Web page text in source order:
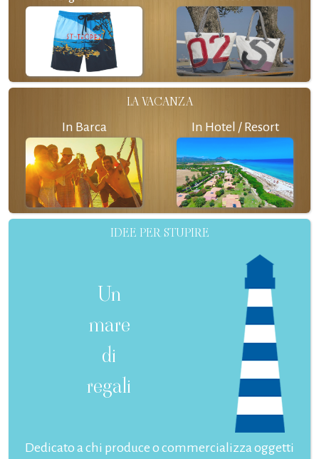
LA VACANZA
In Barca In Hotel / Resort
IDEE PER STUPIRE
Un
mare
di
regali
Dedicato a chi produce o commercializza oggetti